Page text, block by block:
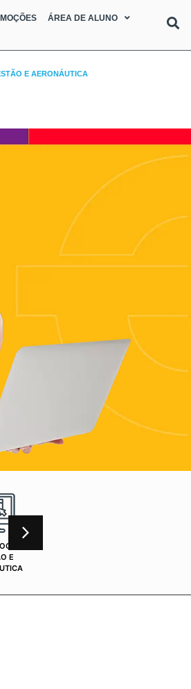
ÁREA DE ALUNO
E AERONÁUTICA
E